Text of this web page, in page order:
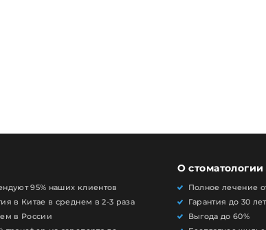
95% наших клиентов
в Китае в среднем в 2-3 раза
в России
О стоматологии
Полное лечение
Гарантия до 30 лет
Выгода до 60%